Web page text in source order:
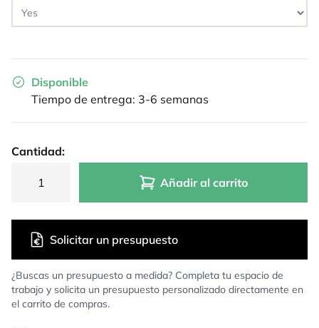
Disponible
Tiempo de entrega: 3-6 semanas
Cantidad:
Añadir al carrito
¿Buscas un presupuesto a medida? Completa tu espacio de
trabajo y solicita un presupuesto personalizado directamente en
el carrito de compras.
Solicitar un presupuesto